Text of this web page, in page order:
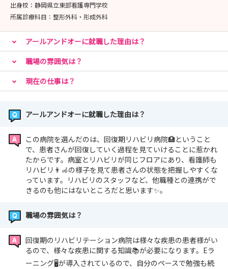
出身校： 静岡県立東部看護専門学校
所属診療科目： 整形外科・形成外科
アールアンドオーに就職した理由は？
職場の雰囲気は？
現在の仕事は？
アールアンドオーに就職した理由は？
この病院を選んだのは、回復期リハビリ病院🏥ということ
で、患者さんが回復していく過程を見ていけることに惹かれ
たからです。病室とリハビリが同じフロアにあり、看護師も
リハビリ👨‍🦽の様子を見て患者さんの状態を把握しやすくな
っています。リハビリのスタッフなど、他職種との連携がで
きるのも他にはないところだと思います✨。
職場の雰囲気は？
回復期のリハビリテーション病院は様々な疾患の患者様がい
るので、様々な疾患に関する知識📚が必要になります。Eラ
ーニング🖥️が導入されているので、自分のペースで勉強も続